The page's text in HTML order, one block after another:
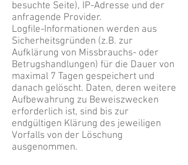
besuchte Seite), IP-Adresse und der
anfragende Provider.
Logfile-Informationen werden aus
Sicherheitsgründen (z.B. zur
Aufklärung von Missbrauchs- oder
Betrugshandlungen) für die Dauer von
maximal 7 Tagen gespeichert und
danach gelöscht. Daten, deren weitere
Aufbewahrung zu Beweiszwecken
erforderlich ist, sind bis zur
endgültigen Klärung des jeweiligen
Vorfalls von der Löschung
ausgenommen.